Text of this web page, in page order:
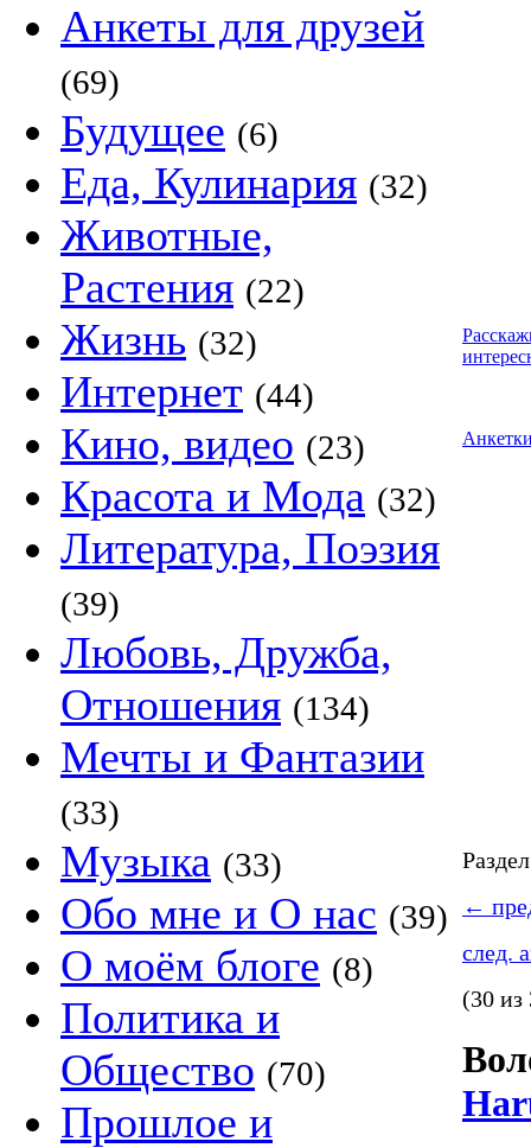
Анкеты для друзей
(69)
Будущее (6)
Еда, Кулинария (32)
Животные,
Растения (22)
Жизнь (32)
Интернет (44)
Кино, видео (23)
Красота и Мода (32)
Литература, Поэзия
(39)
Любовь, Дружба,
Отношения (134)
Мечты и Фантазии
(33)
Музыка (33)
Обо мне и О нас (39)
О моём блоге (8)
Политика и
Общество (70)
Прошлое и
←
след.
(30 из